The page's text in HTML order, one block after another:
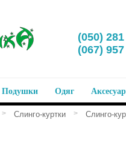
‎(050)
‎(067)
Подушки Одяг
> Слинго-куртки > Слинго-